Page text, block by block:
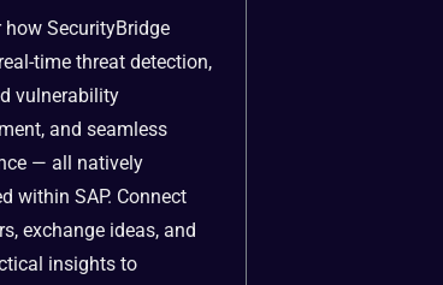
how SecurityBridge
time threat detection,
vulnerability
and seamless
— all natively
within SAP. Connect
exchange ideas, and
insights to